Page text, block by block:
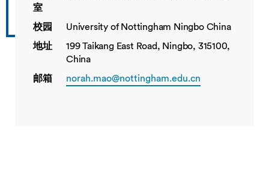
室
校园
University of Nottingham Ningbo China
地址
199 Taikang East Road, Ningbo, 315100,
China
邮箱
norah.mao@nottingham.edu.cn